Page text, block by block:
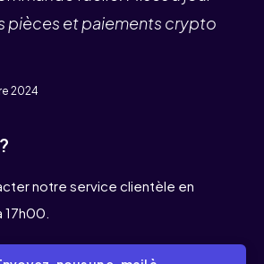
pièces et paiements crypto
2024
notre service clientèle en